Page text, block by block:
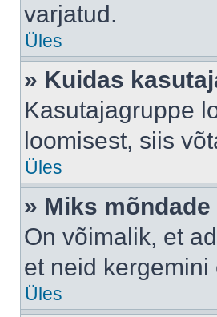
varjatud.
Üles
» Kuidas
Kasutajagruppe
loomisest, siis
Üles
» Miks
On võimalik, et
et neid kergemini
Üles